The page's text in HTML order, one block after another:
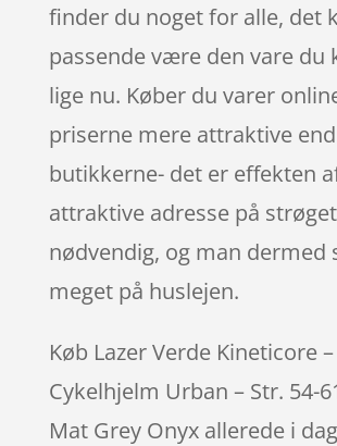
finder du noget for alle, det
passende være den vare du
lige nu. Køber du varer
priserne mere attraktive
butikkerne- det er effekten
attraktive adresse på
nødvendig, og man dermed
meget på huslejen.
Køb Lazer Verde Kineticore –
Cykelhjelm Urban – Str. 54-
Mat Grey Onyx allerede i